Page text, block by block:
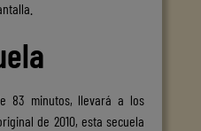
83 minutos, llevará a los
de 2010, esta secuela